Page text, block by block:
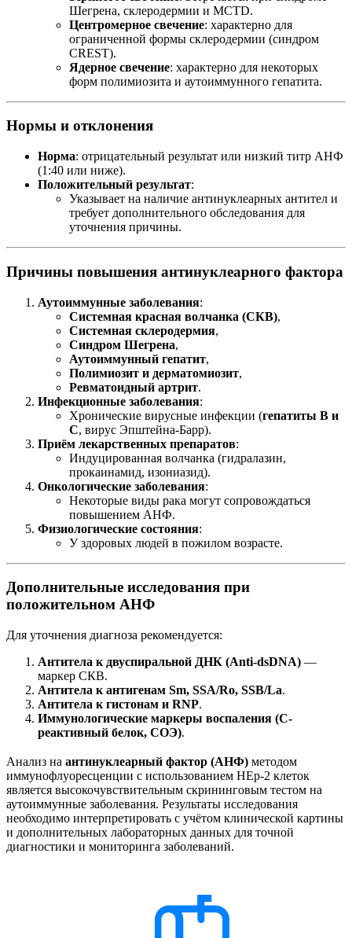
Шегрена, склеродермии и MCTD.
Центромерное свечение: характерно для
ограниченной формы склеродермии (синдром
CREST).
Ядерное свечение: характерно для некоторых
форм полимиозита и аутоиммунного гепатита.
Нормы и отклонения
Норма: отрицательный результат или низкий титр АНФ
(1:40 или ниже).
Положительный результат:
Указывает на наличие антинуклеарных антител и
требует дополнительного обследования для
уточнения причины.
Причины повышения антинуклеарного фактора
Аутоиммунные заболевания:
Системная красная волчанка (СКВ),
Системная склеродермия,
Синдром Шегрена,
Аутоиммунный гепатит,
Полимиозит и дерматомиозит,
Ревматоидный артрит.
Инфекционные заболевания:
Хронические вирусные инфекции (гепатиты B и
C, вирус Эпштейна-Барр).
Приём лекарственных препаратов:
Индуцированная волчанка (гидралазин,
прокаинамид, изониазид).
Онкологические заболевания:
Некоторые виды рака могут сопровождаться
повышением АНФ.
Физиологические состояния:
У здоровых людей в пожилом возрасте.
Дополнительные исследования при
положительном АНФ
Для уточнения диагноза рекомендуется:
Антитела к двуспиральной ДНК (Anti-dsDNA) —
маркер СКВ.
Антитела к антигенам Sm, SSA/Ro, SSB/La.
Антитела к гистонам и RNP.
Иммунологические маркеры воспаления (С-
реактивный белок, СОЭ).
Анализ на антинуклеарный фактор (АНФ) методом
иммунофлуоресценции с использованием HEp-2 клеток
является высокочувствительным скрининговым тестом на
аутоиммунные заболевания. Результаты исследования
необходимо интерпретировать с учётом клинической картины
и дополнительных лабораторных данных для точной
диагностики и мониторинга заболеваний.